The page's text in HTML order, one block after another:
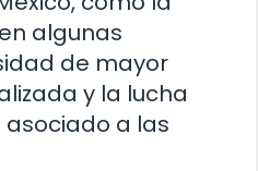
algunas
de mayor
y la lucha
a las